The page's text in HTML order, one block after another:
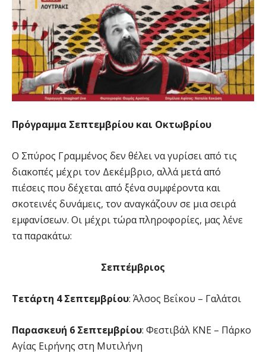
Πρόγραμμα Σεπτεμβρίου και Οκτωβρίου
Ο Σπύρος Γραμμένος δεν θέλει να γυρίσει από τις
διακοπές μέχρι τον Δεκέμβριο, αλλά μετά από
πιέσεις που δέχεται από ξένα συμφέροντα και
σκοτεινές δυνάμεις, τον αναγκάζουν σε μια σειρά
εμφανίσεων. Οι μέχρι τώρα πληροφορίες, μας λένε
τα παρακάτω:
Σεπτέμβριος
Τετάρτη 4 Σεπτεμβρίου: Άλσος Βεΐκου – Γαλάτσι
Παρασκευή 6 Σεπτεμβρίου: Φεστιβάλ ΚΝΕ – Πάρκο
Αγίας Ειρήνης στη Μυτιλήνη